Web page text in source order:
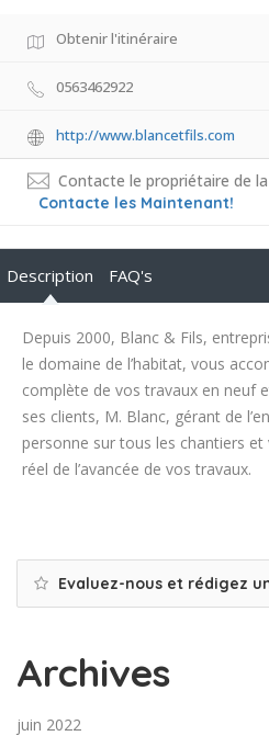
Obtenir l'itinéraire
0563462922
http://www.blancetfils.com
Contacte le propriétaire de
Contacte les Maintenant!
Description FAQ's
Depuis 2000, Blanc & Fils,
le domaine de l’habitat, vous
complète de vos travaux en neuf
ses clients, M. Blanc, gérant de
personne sur tous les chantiers
réel de l’avancée de vos travaux.
Evaluez-nous et rédigez
Archives
juin 2022